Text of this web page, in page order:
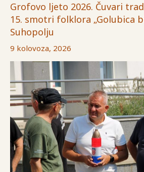
Grofovo ljeto 2026. Čuvari
15. smotri folklora „Golubica
Suhopolju
9 kolovoza, 2026